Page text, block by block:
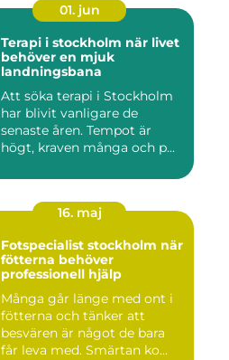
01. jun
Terapi i stockholm när livet
behöver en mjuk
landningsbana
Att söka terapi i Stockholm
har blivit vanligare de
senaste åren. Tempot är
högt, kraven många och p...
16. maj
Fotspecialist stockholm när
fötterna behöver
professionell hjälp
Många går länge med ont i
fötterna och tänker att
besvären är något de bara
får leva med. Smärtan ko...